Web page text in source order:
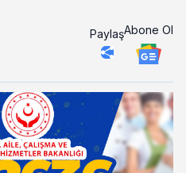
PaylaşAbone Ol